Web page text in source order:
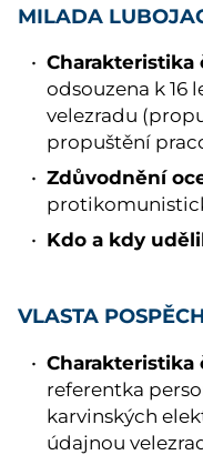
MILADA
Charakteristika
odsouzena k 16
velezradu
propuštění
Zdůvodnění
Kdo a kdy
VLASTA
Charakteristika
referentka
karvinských
údajnou